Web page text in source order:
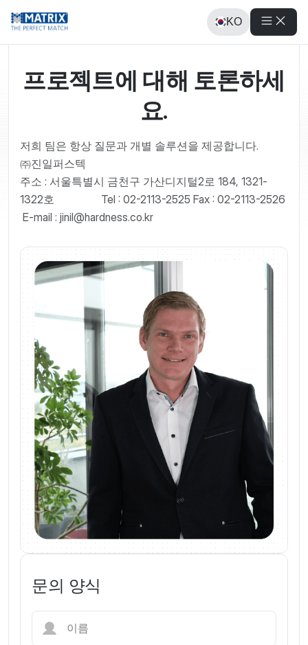
ko-KR
KO
프로젝트에 대해 토론하세
요.
저희 팀은 항상 질문과 개별 솔루션을 제공합니다.
㈜진일퍼스텍
주소 : 서울특별시 금천구 가산디지털2로 184, 1321-
1322호 Tel : 02-2113-2525 Fax : 02-2113-2526
E-mail : jinil@hardness.co.kr
문의 양식